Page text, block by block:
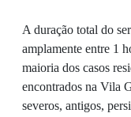
A duração total do
amplamente entre 1
maioria dos casos
encontrados na Vila
severos, antigos,